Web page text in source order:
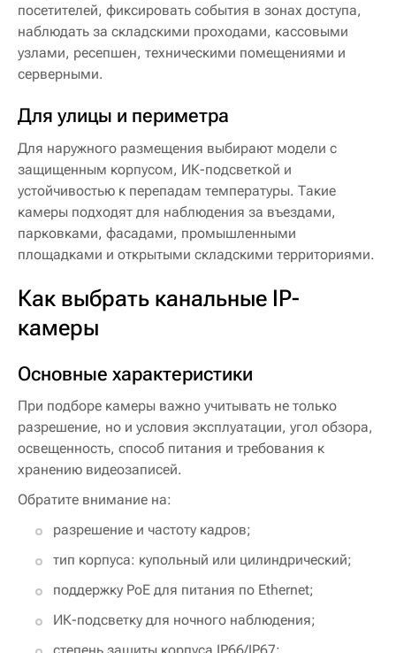
посетителей, фиксировать события в зонах доступа,
наблюдать за складскими проходами, кассовыми
узлами, ресепшен, техническими помещениями и
серверными.
Для улицы и периметра
Для наружного размещения выбирают модели с
защищенным корпусом, ИК-подсветкой и
устойчивостью к перепадам температуры. Такие
камеры подходят для наблюдения за въездами,
парковками, фасадами, промышленными
площадками и открытыми складскими территориями.
Как выбрать канальные IP-
камеры
Основные характеристики
При подборе камеры важно учитывать не только
разрешение, но и условия эксплуатации, угол обзора,
освещенность, способ питания и требования к
хранению видеозаписей.
Обратите внимание на:
разрешение и частоту кадров;
тип корпуса: купольный или цилиндрический;
поддержку PoE для питания по Ethernet;
ИК-подсветку для ночного наблюдения;